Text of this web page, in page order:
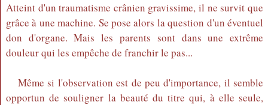
Atteint d'un traumatisme crânien gravissime, il ne survit que
grâce à une machine. Se pose alors la question d'un éventuel
don d'organe. Mais les parents sont dans une extrême
douleur qui les empêche de franchir le pas...
Même si l'observation est de peu d'importance, il semble
opportun de souligner la beauté du titre qui, à elle seule,